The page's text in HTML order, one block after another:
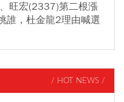
旺宏(2337)第二根漲
誰，杜金龍2理由喊選
/ HOT NEWS /